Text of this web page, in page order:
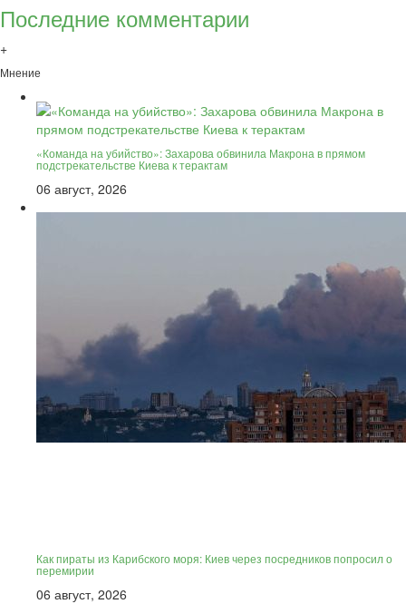
Последние комментарии
+
Мнение
«Команда на убийство»: Захарова обвинила Макрона в прямом
подстрекательстве Киева к терактам
06 август, 2026
Как пираты из Карибского моря: Киев через посредников попросил о
перемирии
06 август, 2026